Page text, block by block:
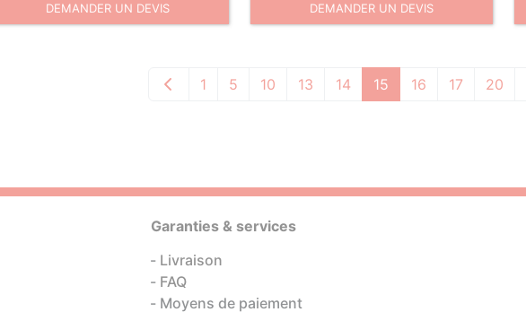
DEMANDER UN DEVIS DEMANDER UN DEVIS
1 5 10 13 14 15 16 17 20
Garanties & services
Livraison
FAQ
Moyens de paiement